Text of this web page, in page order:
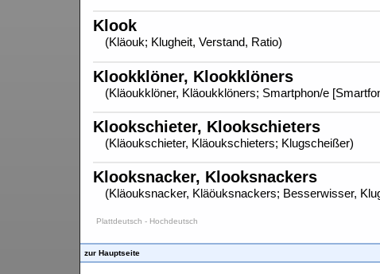
Klook
(Kläouk; Klugheit, Verstand, Ratio)
Klookklöner, Klookklöners
(Kläoukklöner, Kläoukklöners; Smartphon/e
Klookschieter, Klookschieters
(Kläoukschieter, Kläoukschieters; Klugscheißer)
Klooksnacker, Klooksnackers
(Kläouksnacker, Kläöuksnackers; Besserwisser,
Plattdeutsch - Hochdeutsch
zur Hauptseite